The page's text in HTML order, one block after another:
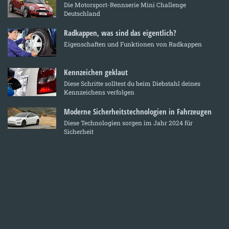
Die Motorsport-Rennserie Mini Challenge
Deutschland
Radkappen, was sind das eigentlich?
Eigenschaften und Funktionen von Radkappen
Kennzeichen geklaut
Diese Schritte solltest du beim Diebstahl deines
Kennzeichens verfolgen
Moderne Sicherheitstechnologien in Fahrzeugen
Diese Technologien sorgen im Jahr 2024 für
Sicherheit